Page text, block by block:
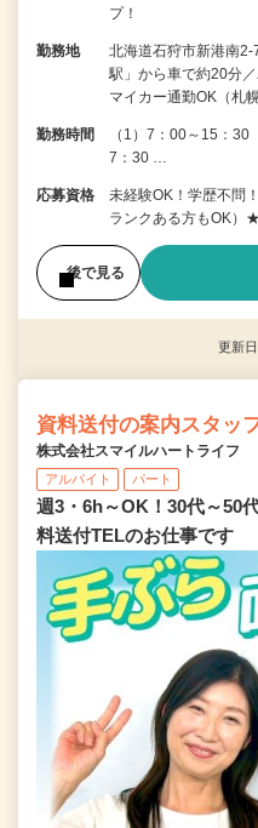
プ！
勤務地
北海道石狩市新港南
駅」から車で約20分
マイカー通勤OK（札
勤務時間
（1）7：00～15：
7：30 …
応募資格
未経験OK！学歴不問
ランクある方もOK）
後で見る
更新
資料送付の案内スタッ
株式会社スマイルハートライフ
アルバイト パート
週3・6h～OK！30代～50
料送付TELのお仕事です